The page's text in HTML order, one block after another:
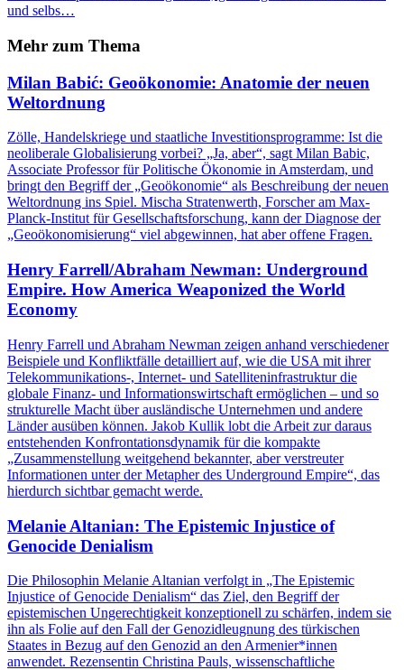
und selbs…
Mehr zum Thema
Milan Babić: Geoökonomie: Anatomie der neuen
Weltordnung
Zölle, Handelskriege und staatliche Investitionsprogramme: Ist die
neoliberale Globalisierung vorbei? „Ja, aber“, sagt Milan Babic,
Associate Professor für Politische Ökonomie in Amsterdam, und
bringt den Begriff der „Geoökonomie“ als Beschreibung der neuen
Weltordnung ins Spiel. Mischa Stratenwerth, Forscher am Max-
Planck-Institut für Gesellschaftsforschung, kann der Diagnose der
„Geoökonomisierung“ viel abgewinnen, hat aber offene Fragen.
Henry Farrell/Abraham Newman: Underground
Empire. How America Weaponized the World
Economy
Henry Farrell und Abraham Newman zeigen anhand verschiedener
Beispiele und Konfliktfälle detailliert auf, wie die USA mit ihrer
Telekommunikations-, Internet- und Satelliteninfrastruktur die
globale Finanz- und Informationswirtschaft ermöglichen – und so
strukturelle Macht über ausländische Unternehmen und andere
Länder ausüben können. Jakob Kullik lobt die Arbeit zur daraus
entstehenden Konfrontationsdynamik für die kompakte
„Zusammenstellung weitgehend bekannter, aber verstreuter
Informationen unter der Metapher des Underground Empire“, das
hierdurch sichtbar gemacht werde.
Melanie Altanian: The Epistemic Injustice of
Genocide Denialism
Die Philosophin Melanie Altanian verfolgt in „The Epistemic
Injustice of Genocide Denialism“ das Ziel, den Begriff der
epistemischen Ungerechtigkeit konzeptionell zu schärfen, indem sie
ihn als Folie auf den Fall der Genozidleugnung des türkischen
Staates in Bezug auf den Genozid an den Armenier*innen
anwendet. Rezensentin Christina Pauls, wissenschaftliche